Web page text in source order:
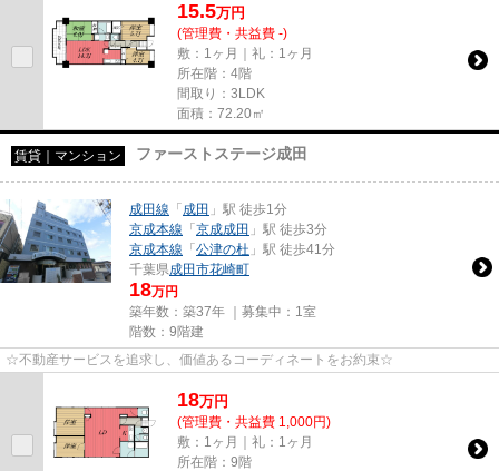
15.5万円
(管理費・共益費 -)
敷：1ヶ月｜礼：1ヶ月
所在階：4階
間取り：3LDK
面積：72.20㎡
賃貸｜マンション ファーストステージ成田
成田線 「成田 」駅 徒歩1分
京成本線 「京成成田 」駅 徒歩3分
京成本線 「公津の杜 」駅 徒歩41分
千葉県成田市花崎町
18万円
築年数：築37年 ｜募集中： 1室
階数：9階建
☆不動産サービスを追求し、価値あるコーディネートをお約束☆
18万円
(管理費・共益費 1,000円)
敷：1ヶ月｜礼：1ヶ月
所在階：9階